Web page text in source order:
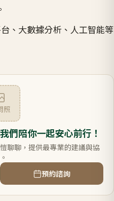
台、大數據分析、人工智能等
照
們陪你一起安心前行！
聊聊，提供最專業的建議與協
預約諮詢